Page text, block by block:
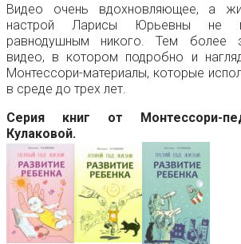
Видео очень вдохновляющее, а
настрой Ларисы Юрьевны не
равнодушным никого. Тем более
видео, в котором подробно и
Монтессори-материалы, которые
в среде до трех лет.
Серия книг от Монтессори-
Кулаковой.